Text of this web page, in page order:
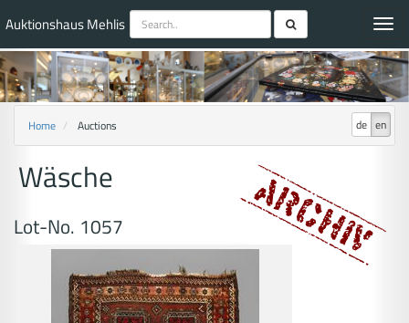
Auktionshaus Mehlis
de en
Home Auctions
Wäsche
Lot-No. 1057